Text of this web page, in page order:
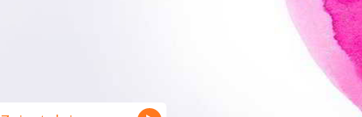
Kalkulator kilometrówki
Działalność nierejestrowana
Wybór formy opodatkowania